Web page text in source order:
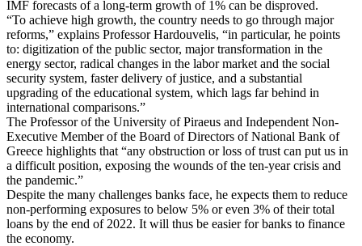
IMF forecasts of a long-term growth of 1% can be disproved.
“To achieve high growth, the country needs to go through major
reforms,” explains Professor Hardouvelis, “in particular, he points
to: digitization of the public sector, major transformation in the
energy sector, radical changes in the labor market and the social
security system, faster delivery of justice, and a substantial
upgrading of the educational system, which lags far behind in
international comparisons.”
The Professor of the University of Piraeus and Independent Non-
Executive Member of the Board of Directors of National Bank of
Greece highlights that “any obstruction or loss of trust can put us in
a difficult position, exposing the wounds of the ten-year crisis and
the pandemic.”
Despite the many challenges banks face, he expects them to reduce
non-performing exposures to below 5% or even 3% of their total
loans by the end of 2022. It will thus be easier for banks to finance
the economy.